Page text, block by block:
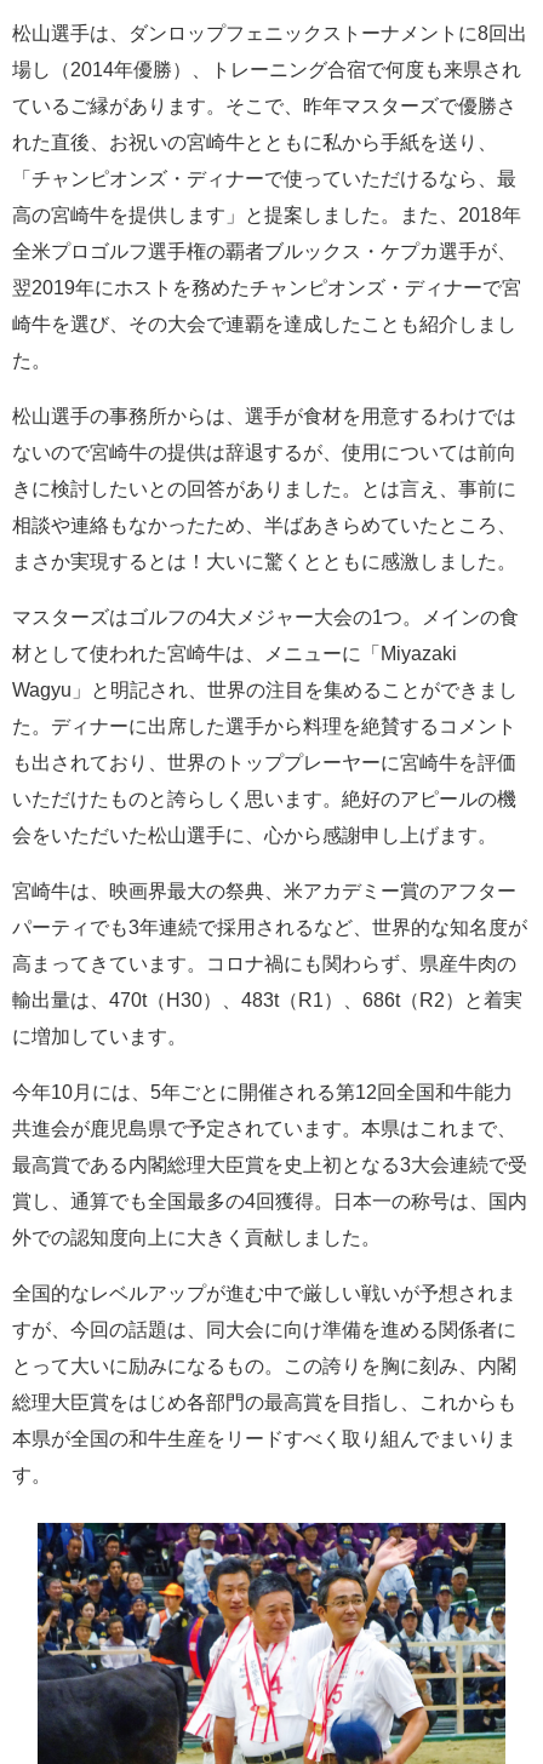
松山選手は、ダンロップフェニックストーナメントに8回出
場し（2014年優勝）、トレーニング合宿で何度も来県され
ているご縁があります。そこで、昨年マスターズで優勝さ
れた直後、お祝いの宮崎牛とともに私から手紙を送り、
「チャンピオンズ・ディナーで使っていただけるなら、最
高の宮崎牛を提供します」と提案しました。また、2018年
全米プロゴルフ選手権の覇者ブルックス・ケプカ選手が、
翌2019年にホストを務めたチャンピオンズ・ディナーで宮
崎牛を選び、その大会で連覇を達成したことも紹介しまし
た。
松山選手の事務所からは、選手が食材を用意するわけでは
ないので宮崎牛の提供は辞退するが、使用については前向
きに検討したいとの回答がありました。とは言え、事前に
相談や連絡もなかったため、半ばあきらめていたところ、
まさか実現するとは！大いに驚くとともに感激しました。
マスターズはゴルフの4大メジャー大会の1つ。メインの食
材として使われた宮崎牛は、メニューに「Miyazaki
Wagyu」と明記され、世界の注目を集めることができまし
た。ディナーに出席した選手から料理を絶賛するコメント
も出されており、世界のトッププレーヤーに宮崎牛を評価
いただけたものと誇らしく思います。絶好のアピールの機
会をいただいた松山選手に、心から感謝申し上げます。
宮崎牛は、映画界最大の祭典、米アカデミー賞のアフター
パーティでも3年連続で採用されるなど、世界的な知名度が
高まってきています。コロナ禍にも関わらず、県産牛肉の
輸出量は、470t（H30）、483t（R1）、686t（R2）と着実
に増加しています。
今年10月には、5年ごとに開催される第12回全国和牛能力
共進会が鹿児島県で予定されています。本県はこれまで、
最高賞である内閣総理大臣賞を史上初となる3大会連続で受
賞し、通算でも全国最多の4回獲得。日本一の称号は、国内
外での認知度向上に大きく貢献しました。
全国的なレベルアップが進む中で厳しい戦いが予想されま
すが、今回の話題は、同大会に向け準備を進める関係者に
とって大いに励みになるもの。この誇りを胸に刻み、内閣
総理大臣賞をはじめ各部門の最高賞を目指し、これからも
本県が全国の和牛生産をリードすべく取り組んでまいりま
す。